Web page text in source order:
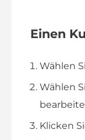
Einen
Wählen
Wählen
Klicken